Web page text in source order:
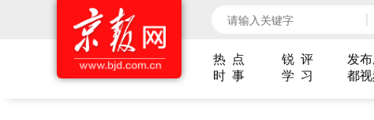
热 点 锐 评 发
时 事
学 习 都